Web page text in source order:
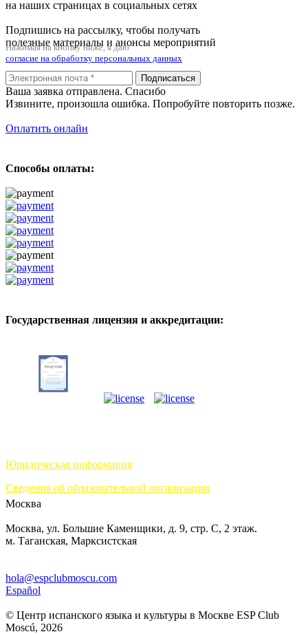
на наших страницах в социальных сетях
Подпишись на рассылку, чтобы получать
полезные материалы и анонсы мероприятий
Нажимая на кнопку ниже, я даю
согласие на обработку персональных данных
Подписаться
Ваша заявка отправлена. Спасибо
Извините, произошла ошибка. Попробуйте повторить позже.
Оплатить онлайн
Способы оплаты:
Государственная лицензия и аккредитации:
Юридическая информация
Сведения об образовательной организации
Москва
Москва, ул. Большие Каменщики, д. 9, стр. С, 2 этаж.
м. Таганская, Марксистская
hola@espclubmoscu.com
Español
© Центр испанского языка и культуры в Москве ESP Club
Moscú, 2026